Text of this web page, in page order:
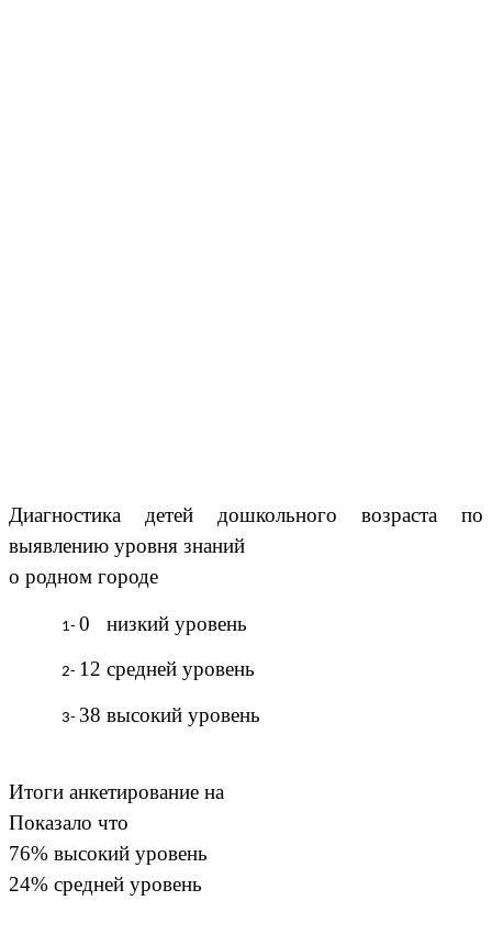
Диагностика детей дошкольного возраста по
выявлению уровня знаний
о родном городе
0 низкий уровень
12 средней уровень
38 высокий уровень
Итоги анкетирование на
Показало что
76% высокий уровень
24% средней уровень